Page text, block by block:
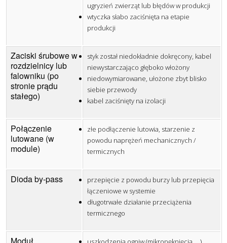
ugryzień zwierząt lub błędów w produkcji
wtyczka słabo zaciśnięta na etapie
produkcji
Zaciski śrubowe w
rozdzielnicy lub
falowniku (po
stronie prądu
stałego)
styk został niedokładnie dokręcony, kabel
niewystarczająco głęboko włożony
niedowymiarowane, ułożone zbyt blisko
siebie przewody
kabel zaciśnięty na izolacji
Połączenie
lutowane (w
module)
złe podłączenie lutowia, starzenie z
powodu naprężeń mechanicznych /
termicznych
Dioda by-pass
przepięcie z powodu burzy lub przepięcia
łączeniowe w systemie
długotrwałe działanie przeciążenia
termicznego
Moduł